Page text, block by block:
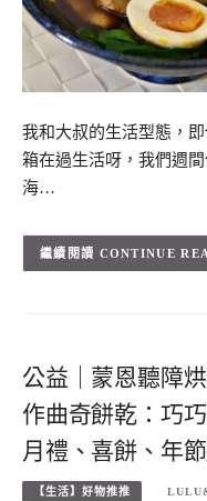
我和大叔的生活型態，
箱在過生活呀，我們週
海…
CONTINUE
公益｜蒙恩聽障
作曲奇餅乾：巧
月禮、喜餅、年節
【生活】好物推推